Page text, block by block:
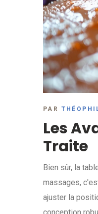
PAR
Les
Traite
Bien sûr, la
massages,
ajuster la